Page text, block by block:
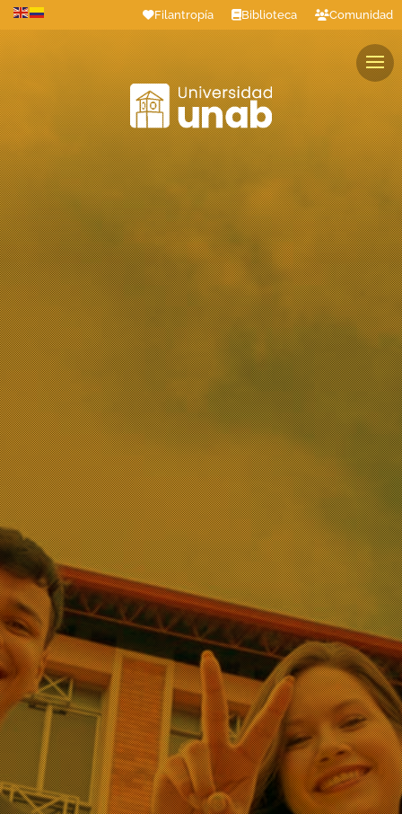
Filantropía Biblioteca Comunidad
Estudiantes Profesores Colaboradores Graduados